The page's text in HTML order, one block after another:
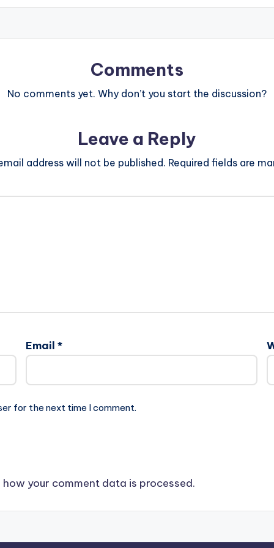
Comments
No comments yet. Why don’t you start the discussion?
Leave a Reply
address will not be published. Required fields are
Email *
for the next time I comment.
how your comment data is processed.